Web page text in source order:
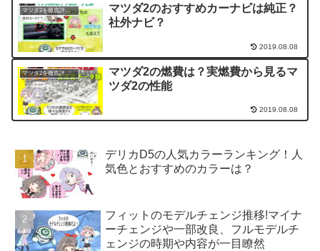
マツダ2を徹底評価！
マツダ2のおすすめカーナビは純正？
社外ナビ？
2019.08.08
マツダ2を徹底評価！
マツダ2の燃費は？実燃費から見るマ
ツダ2の性能
2019.08.08
デリカD5の人気カラーランキング！人
気色とおすすめのカラーは？
フィットのモデルチェンジ推移!マイナ
ーチェンジや一部改良、フルモデルチ
ェンジの時期や内容が一目瞭然